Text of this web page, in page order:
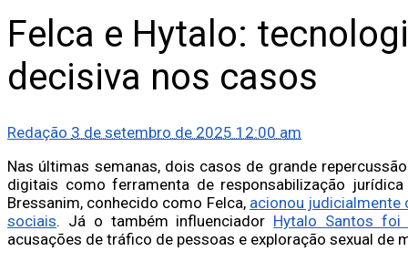
Felca e Hytalo:
decisiva nos casos
Redação 3 de setembro de 2025 12:00 am
Nas últimas semanas, dois casos de grande
digitais como ferramenta de responsabilização
Bressanim, conhecido como Felca, acionou judicialmente
sociais. Já o também influenciador Hytalo Santos foi
acusações de tráfico de pessoas e exploração sexual de